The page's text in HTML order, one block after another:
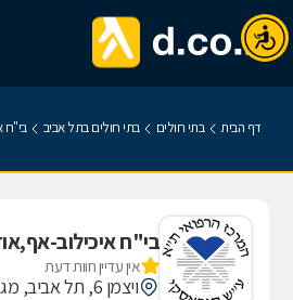
דף הבית בתי חולים בתי חולים בתל אביב בי"ח
בי"ח איכילוב-
אין עדיין חוות דעת
ויצמן 6, תל אביב, מגדל האשפוז ע"ש אריסון, קומה 8